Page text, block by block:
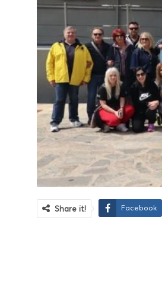
Share it! Facebook